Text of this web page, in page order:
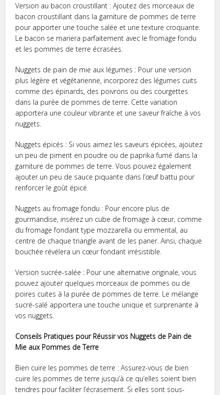
Version au bacon croustillant : Ajoutez des morceaux de
bacon croustillant dans la garniture de pommes de terre
pour apporter une touche salée et une texture croquante.
Le bacon se mariera parfaitement avec le fromage fondu
et les pommes de terre écrasées.
Nuggets de pain de mie aux légumes : Pour une version
plus légère et végétarienne, incorporez des légumes cuits
comme des épinards, des poivrons ou des courgettes
dans la purée de pommes de terre. Cette variation
apportera une couleur vibrante et une saveur fraîche à vos
nuggets.
Nuggets épicés : Si vous aimez les saveurs épicées, ajoutez
un peu de piment en poudre ou de paprika fumé dans la
garniture de pommes de terre. Vous pouvez également
ajouter un peu de sauce piquante dans l’œuf battu pour
renforcer le goût épicé.
Nuggets au fromage fondu : Pour encore plus de
gourmandise, insérez un cube de fromage à cœur, comme
du fromage fondant type mozzarella ou emmental, au
centre de chaque triangle avant de les paner. Ainsi, chaque
bouchée révélera un cœur fondant irrésistible.
Version sucrée-salée : Pour une alternative originale, vous
pouvez ajouter quelques morceaux de pommes ou de
poires cuites à la purée de pommes de terre. Le mélange
sucré-salé apportera une touche unique et surprenante à
vos nuggets.
Conseils Pratiques pour Réussir vos Nuggets de Pain de
Mie aux Pommes de Terre
Bien cuire les pommes de terre : Assurez-vous de bien
cuire les pommes de terre jusqu’à ce qu’elles soient bien
tendres pour faciliter l’écrasement. Si elles sont sous-